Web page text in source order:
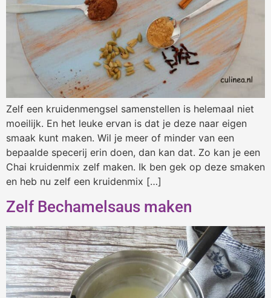
Zelf een kruidenmengsel samenstellen is helemaal niet
moeilijk. En het leuke ervan is dat je deze naar eigen
smaak kunt maken. Wil je meer of minder van een
bepaalde specerij erin doen, dan kan dat. Zo kan je een
Chai kruidenmix zelf maken. Ik ben gek op deze smaken
en heb nu zelf een kruidenmix […]
Zelf Bechamelsaus maken